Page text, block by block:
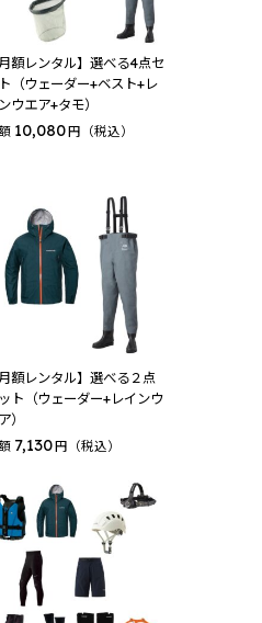
月額レンタル】選べる4点セ
（ウェーダー+ベスト+レ
ウエア+タモ）
10,080円（税込）
月額レンタル】選べる２点
ト（ウェーダー+レインウ
）
7,130円（税込）